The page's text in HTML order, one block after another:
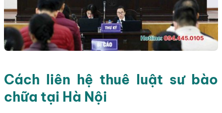
Cách liên hệ thuê luật sư bào
chữa tại Hà Nội